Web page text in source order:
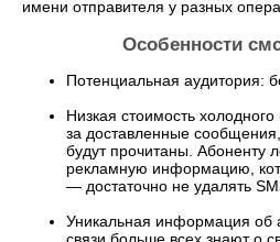
имени отправителя у разных
Особенности
Потенциальная аудитория:
Низкая стоимость
за доставленные
будут прочитаны. Абоненту
рекламную информацию,
— достаточно не удалять
Уникальная информация об
связи больше всех знают о